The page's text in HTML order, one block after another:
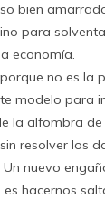
bien
para
economía.
no es la
modelo para
la alfombra de
resolver los
nuevo
hacernos